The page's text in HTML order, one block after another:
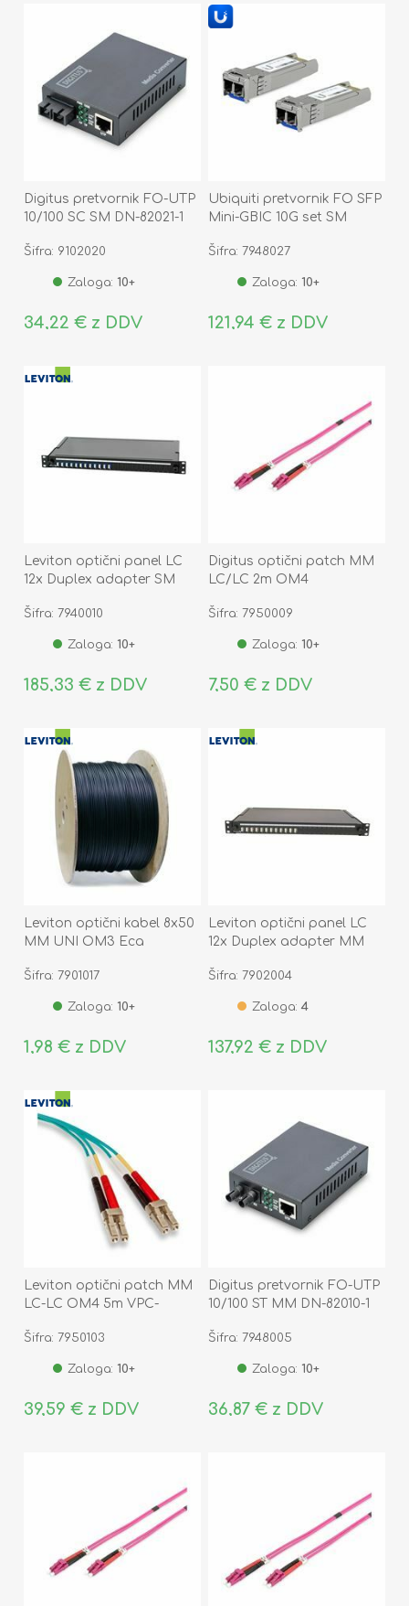
Digitus pretvornik FO-UTP
10/100 SC SM DN-82021-1
Šifra: 9102020
Zaloga: 10+
34,22 € z DDV
Ubiquiti pretvornik FO SFP
Mini-GBIC 10G set SM
2/UF-SM-10G
Šifra: 7948027
Zaloga: 10+
121,94 € z DDV
Leviton optični panel LC
12x Duplex adapter SM
Šifra: 7940010
Zaloga: 10+
185,33 € z DDV
Digitus optični patch MM
LC/LC 2m OM4
Šifra: 7950009
Zaloga: 10+
7,50 € z DDV
Leviton optični kabel 8x50
MM UNI OM3 Eca
Šifra: 7901017
Zaloga: 10+
1,98 € z DDV
Leviton optični panel LC
12x Duplex adapter MM
Šifra: 7902004
Zaloga: 4
137,92 € z DDV
Leviton optični patch MM
LC-LC OM4 5m VPC-
Šifra: 7950103
Zaloga: 10+
39,59 € z DDV
Digitus pretvornik FO-UTP
10/100 ST MM DN-82010-1
Šifra: 7948005
Zaloga: 10+
36,87 € z DDV